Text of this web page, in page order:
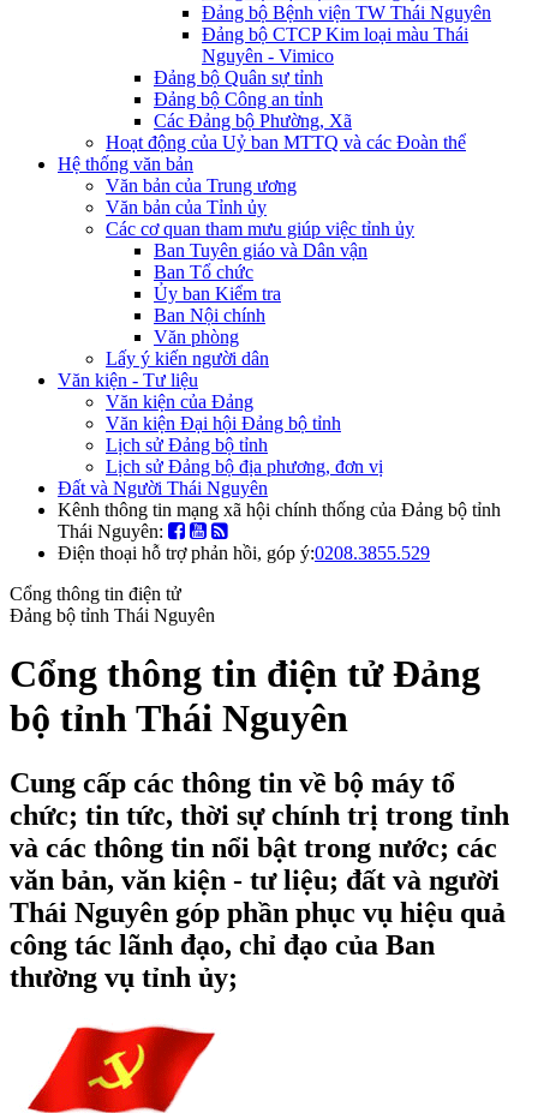
Đảng bộ Bệnh viện TW Thái Nguyên
Đảng bộ CTCP Kim loại màu Thái
Nguyên - Vimico
Đảng bộ Quân sự tỉnh
Đảng bộ Công an tỉnh
Các Đảng bộ Phường, Xã
Hoạt động của Uỷ ban MTTQ và các Đoàn thể
Hệ thống văn bản
Văn bản của Trung ương
Văn bản của Tỉnh ủy
Các cơ quan tham mưu giúp việc tỉnh ủy
Ban Tuyên giáo và Dân vận
Ban Tổ chức
Ủy ban Kiểm tra
Ban Nội chính
Văn phòng
Lấy ý kiến người dân
Văn kiện - Tư liệu
Văn kiện của Đảng
Văn kiện Đại hội Đảng bộ tỉnh
Lịch sử Đảng bộ tỉnh
Lịch sử Đảng bộ địa phương, đơn vị
Đất và Người Thái Nguyên
Kênh thông tin mạng xã hội chính thống của Đảng bộ tỉnh
Thái Nguyên:
Điện thoại hỗ trợ phản hồi, góp ý:0208.3855.529
Cổng thông tin điện tử
Đảng bộ tỉnh Thái Nguyên
Cổng thông tin điện tử Đảng
bộ tỉnh Thái Nguyên
Cung cấp các thông tin về bộ máy tổ
chức; tin tức, thời sự chính trị trong tỉnh
và các thông tin nổi bật trong nước; các
văn bản, văn kiện - tư liệu; đất và người
Thái Nguyên góp phần phục vụ hiệu quả
công tác lãnh đạo, chỉ đạo của Ban
thường vụ tỉnh ủy;